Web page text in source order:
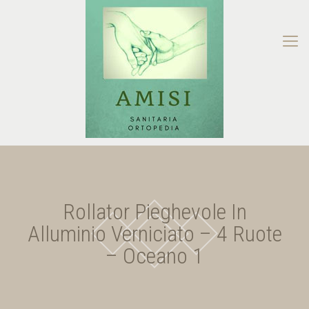
Rollator Pieghevole In
Alluminio Verniciato – 4 Ruote
– Oceano 1